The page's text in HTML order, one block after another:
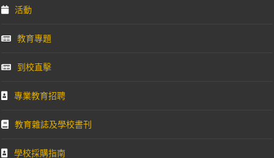
活動
教育專題
到校直擊
專業教育招聘
教育雜誌及學校書刊
學校採購指南